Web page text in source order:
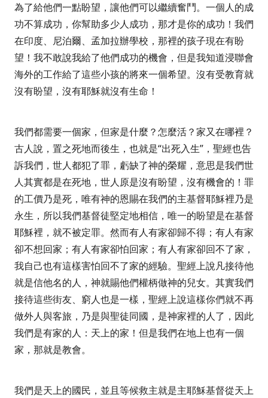
為了給他們一點盼望，讓他們可以繼續奮鬥。一個人的成
功不算成功，你幫助多少人成功，那才是你的成功！我們
在印度、尼泊爾、孟加拉辦學校，那裡的孩子現在有盼
望！我不敢說我給了他們成功的機會，但是我知道浸聯會
海外的工作給了這些小孩的將來一個希望。沒有受教育就
沒有盼望，沒有耶穌就沒有生命！
我們都需要一個家，但家是什麼？怎麼活？家又在哪裡？
古人說，置之死地而後生，也就是“出死入生” ，聖經也告
訴我們，世人都犯了罪，虧缺了神的榮耀，意思是我們世
人其實都是在死地，世人原是沒有盼望，沒有機會的！罪
的工價乃是死，唯有神的恩賜在我們的主基督耶穌裡乃是
永生，所以我們基督徒堅定地相信，唯一的盼望是在基督
耶穌裡，就不被定罪。然而有人有家卻歸不得；有人有家
卻不想回家；有人有家卻怕回家；有人有家卻回不了家，
我自己也有這樣害怕回不了家的經驗。聖經上說凡接待他
就是信他名的人，神就賜他們權柄做神的兒女。其實我們
接待這些街友、窮人也是一樣，聖經上說這樣你們就不再
做外人與客旅，乃是與聖徒同國，是神家裡的人了，因此
我們是有家的人：天上的家！但是我們在地上也有一個
家，那就是教會。
我們是天上的國民，並且等候救主就是主耶穌基督從天上